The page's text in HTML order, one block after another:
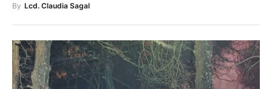
By Lcd. Claudia Sagal